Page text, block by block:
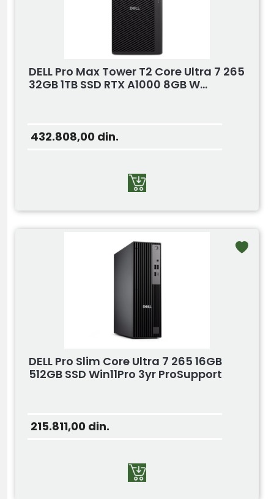
DELL Pro Max Tower T2 Core Ultra 7 265
32GB 1TB SSD RTX A1000 8GB W...
432.808,00 din.
DELL Pro Slim Core Ultra 7 265 16GB
512GB SSD Win11Pro 3yr ProSupport
215.811,00 din.